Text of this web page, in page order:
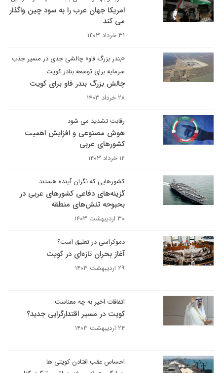
امریکا جهان عرب را به سود چین واگذار
می کند
۳۱ خرداد ۱۴۰۳
«بندر بزرگ فاو» چالشی جدی در مسیر جذب
سرمایه برای توسعه بنادر کویت
چالش بزرگ بندر فاو برای کویت
۲۸ خرداد ۱۴۰۳
رقابت تشدید می شود
هوش مصنوعی و افزایش اهمیت
کشورهای عربی
۱۲ خرداد ۱۴۰۳
کشورهایی که نگران آینده هستند
گزینه‌های دفاعی کشورهای عربی در
بحبوحه تنش‌های منطقه
۳۰ اردیبهشت ۱۴۰۳
دموکراسی در تعلیق است؟
آغاز بحران تازه‌ای در کویت
۲۹ اردیبهشت ۱۴۰۳
اتفاقات اخیر به چه معناست
کویت در مسیر اقتدارگرایی جدید؟
۲۴ اردیبهشت ۱۴۰۳
احساس عقب افتادن کویتی ها